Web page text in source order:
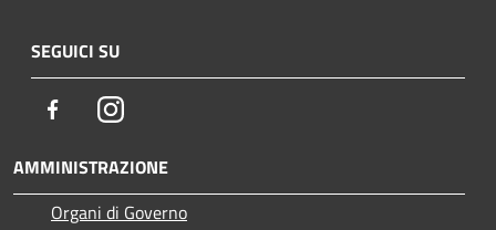
SEGUICI SU
FacebookInstagram
AMMINISTRAZIONE
Organi di Governo